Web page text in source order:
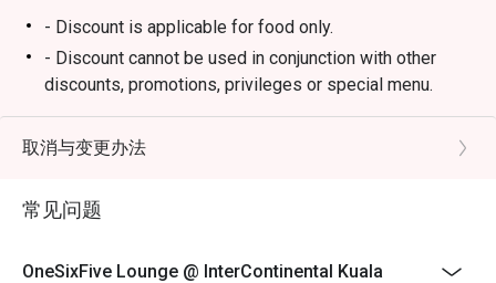
- Discount is applicable for food only.
- Discount cannot be used in conjunction with other
discounts, promotions, privileges or special menu.
- Discount is not applicable for High Tea Set
- Images shown are for illustration purposes only
取消与变更办法
常见问题
OneSixFive Lounge @ InterContinental Kuala